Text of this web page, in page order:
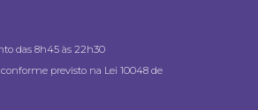
das 8h45 às 22h30
previsto na Lei 10048 de